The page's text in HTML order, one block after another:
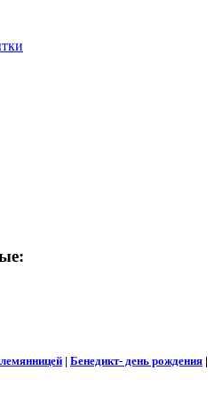
| Бенедикт- день рождения |